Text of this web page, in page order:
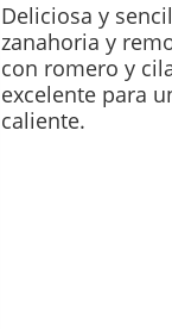
Deliciosa y
zanahoria y
con romero y
excelente para
caliente.